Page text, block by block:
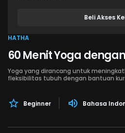
Beli Akses
HATHA
60 Menit Yoga
Yoga yang dirancang untuk
fleksibilitas tubuh dengan bantuan
Beginner Bahasa